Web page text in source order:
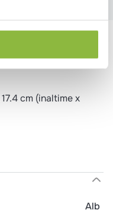
cm (inaltime x
Alb